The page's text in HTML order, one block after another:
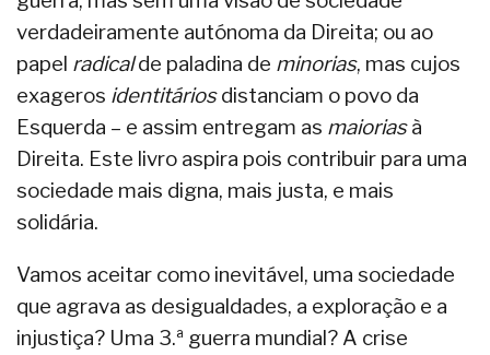
verdadeiramente autónoma da Direita; ou ao
papel radicalde paladina de minorias, mas cujos
exageros identitáriosdistanciam o povo da
Esquerda – e assim entregam as maioriasà
Direita. Este livro aspira pois contribuir para uma
sociedade mais digna, mais justa, e mais
solidária.
Vamos aceitar como inevitável, uma sociedade
que agrava as desigualdades, a exploração e a
injustiça? Uma 3.ª guerra mundial? A crise